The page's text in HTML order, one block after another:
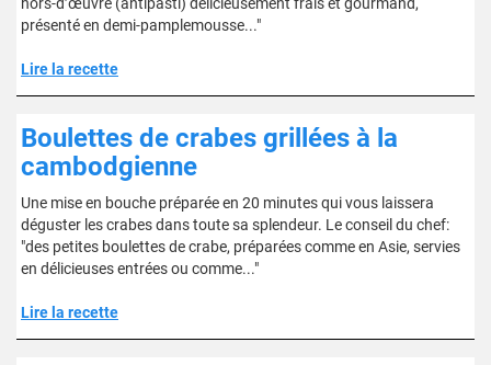
présenté en demi-pamplemousse..."
Lire la recette
Boulettes de crabes grillées à la
cambodgienne
Une mise en bouche préparée en 20 minutes qui vous laissera
déguster les crabes dans toute sa splendeur. Le conseil du chef:
"des petites boulettes de crabe, préparées comme en Asie, servies
en délicieuses entrées ou comme..."
Lire la recette